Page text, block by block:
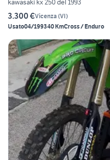
kawasaki kx 250 del 1993
3.300 €Vicenza (VI)
Usato04/199340 KmCross / Enduro